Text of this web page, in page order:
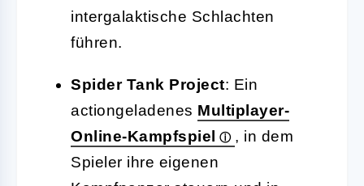
intergalaktische Schlachten
führen.
Spider Tank Project: Ein
actiongeladenes Multiplayer-
Online-Kampfspiel
, in dem
Spieler ihre eigenen